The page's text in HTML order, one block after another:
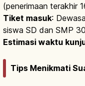
(penerimaan terakhir
Tiket masuk:
siswa SD dan SMP
Estimasi waktu
Tips Menikmati